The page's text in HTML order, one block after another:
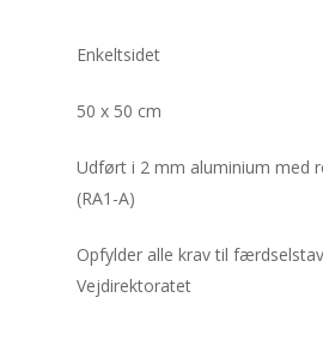
Enkeltsidet
50 x 50 cm
Udført i 2 mm aluminium med
(RA1-A)
Opfylder alle krav til
Vejdirektoratet